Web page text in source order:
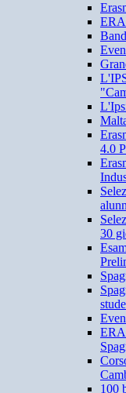
4.0
30
100